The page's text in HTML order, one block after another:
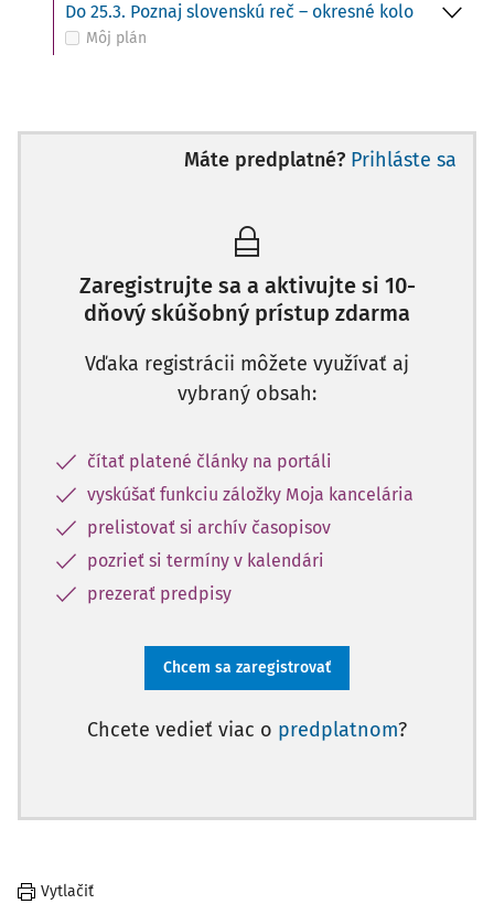
Do 25.3. Poznaj slovenskú reč – okresné kolo
Môj plán
Máte predplatné? Prihláste sa
Zaregistrujte sa a aktivujte si 10-
dňový skúšobný prístup zdarma
Vďaka registrácii môžete využívať aj
vybraný obsah:
čítať platené články na portáli
vyskúšať funkciu záložky Moja kancelária
prelistovať si archív časopisov
pozrieť si termíny v kalendári
prezerať predpisy
Chcem sa zaregistrovať
Chcete vedieť viac o predplatnom?
Vytlačiť